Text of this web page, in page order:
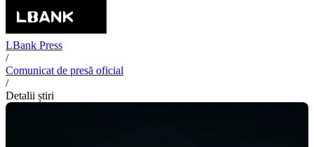
LBank Press
/
Comunicat de presă oficial
/
Detalii știri